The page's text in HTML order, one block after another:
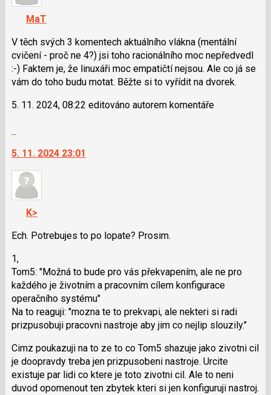
navigaci
lze
použít
i
klávesy
N
následující
pro
předchozí
nový
názor
MaT
V těch svých 3 komentech aktuálního vlákna (mentální
cvičení - proč ne 4?) jsi toho racionálního moc nepředvedl
:-) Faktem je, že linuxáři moc empatičtí nejsou. Ale co já se
vám do toho budu motat. Běžte si to vyřídit na dvorek.
5. 11. 2024, 08:22 editováno autorem komentáře
další
nový
názor.
navigaci
lze
použít
N
pro
následující
a
P
předchozí
nový
názor
5. 11. 2024 23:01
K>
Ech. Potrebujes to po lopate? Prosim.
1,
Tom5: "Možná to bude pro vás překvapením, ale ne pro
každého je životním a pracovním cílem konfigurace
operačního systému"
Na to reaguji: "mozna te to prekvapi, ale nekteri si radi
prizpusobuji pracovni nastroje aby jim co nejlip slouzily."
Cimz poukazuji na to ze to co Tom5 shazuje jako zivotni cil
je doopravdy treba jen prizpusobeni nastroje. Urcite
existuje par lidi co ktere je toto zivotni cil. Ale to neni
duvod opomenout ten zbytek kteri si jen konfiguruji nastroj.